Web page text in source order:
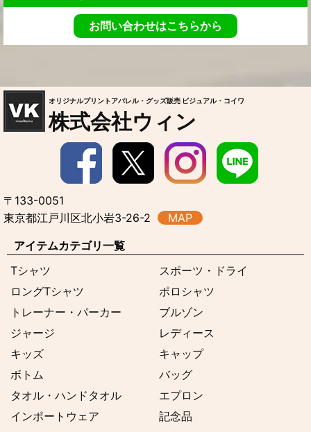
お問い合わせはこちらから
オリジナルプリントアパレル・グッズ販売 ビジュアル・コイワ
株式会社ウィン
〒133-0051
東京都江戸川区北小岩3-26-2
MAP
アイテムカテゴリ一覧
Tシャツ
スポーツ・ドライ
ロングTシャツ
ポロシャツ
トレーナー・パーカー
ブルゾン
ジャージ
レディース
キッズ
キャップ
ボトム
バッグ
タオル・ハンドタオル
エプロン
インポートウェア
記念品